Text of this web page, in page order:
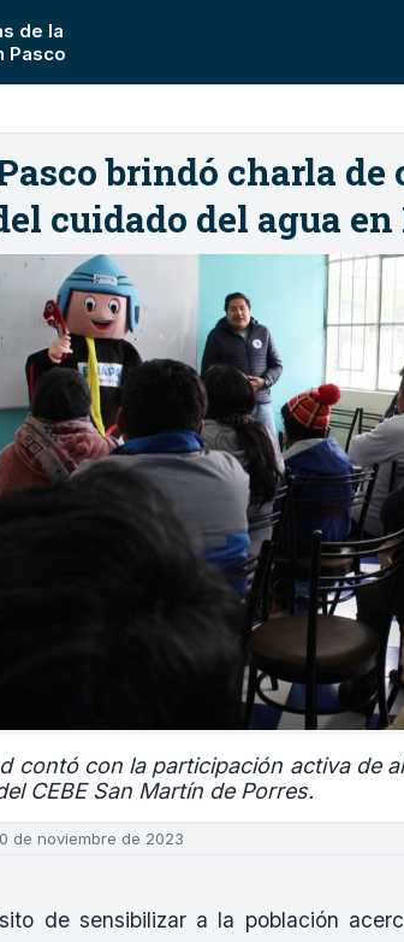
de la
Pasco
brindó charla
cuidado del agua en
contó con la participación activa de
CEBE San Martín de Porres.
de noviembre de 2023
de sensibilizar a la población